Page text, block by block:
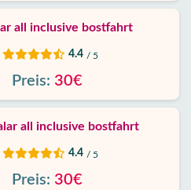
all inclusive bostfahrt
4.4 / 5
Preis: 30€
all inclusive bostfahrt
4.4 / 5
Preis: 30€